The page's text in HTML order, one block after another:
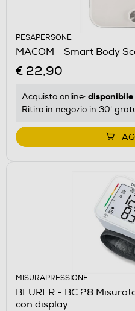
PESAPERSONE
MACOM - Smart Body
€ 22,90
Acquisto online: disponibile
Ritiro in negozio in 30'
MISURAPRESSIONE
BEURER - BC 28
con display